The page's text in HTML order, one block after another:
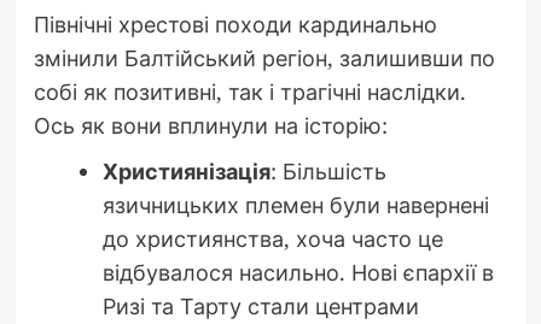
Північні хрестові походи кардинально
змінили Балтійський регіон, залишивши по
собі як позитивні, так і трагічні наслідки.
Ось як вони вплинули на історію:
Християнізація: Більшість
язичницьких племен були навернені
до християнства, хоча часто це
відбувалося насильно. Нові єпархії в
Ризі та Тарту стали центрами